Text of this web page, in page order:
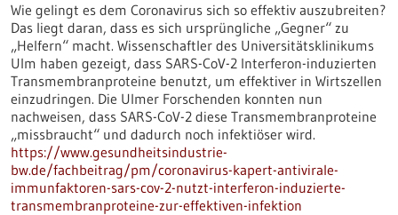
Wie gelingt es dem Coronavirus sich so effektiv auszubreiten?
Das liegt daran, dass es sich ursprüngliche „Gegner“ zu
„Helfern“ macht. Wissenschaftler des Universitätsklinikums
Ulm haben gezeigt, dass SARS-CoV-2 Interferon-induzierten
Transmembranproteine benutzt, um effektiver in Wirtszellen
einzudringen. Die Ulmer Forschenden konnten nun
nachweisen, dass SARS-CoV-2 diese Transmembranproteine
„missbraucht“ und dadurch noch infektiöser wird.
https://www.gesundheitsindustrie-
bw.de/fachbeitrag/pm/coronavirus-kapert-antivirale-
immunfaktoren-sars-cov-2-nutzt-interferon-induzierte-
transmembranproteine-zur-effektiven-infektion